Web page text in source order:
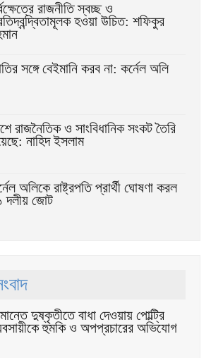
রাজনীতি স্বচ্ছ ও
হওয়া উচিত: শফিকুর
সঙ্গে বেইমানি করব না: কর্নেল অলি
রাজনৈতিক ও সাংবিধানিক সংকট তৈরি
নাহিদ ইসলাম
অলিকে রাষ্ট্রপতি প্রার্থী ঘোষণা করল
দলীয় জোট
দুষ্কৃতীতে বাধা দেওয়ায় পোল্ট্রি
হুমকি ও অপপ্রচারের অভিযোগ